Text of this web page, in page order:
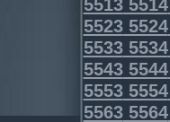
55235524
55335534
55435544
55535554
55635564